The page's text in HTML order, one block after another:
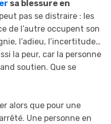
sa blessure en
pas se distraire : les
de l’autre occupent son
l’adieu, l’incertitude…
la peur, car la personne
soutien. Que se
alors que pour une
Une personne en